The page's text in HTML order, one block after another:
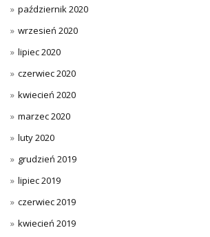
październik 2020
wrzesień 2020
lipiec 2020
czerwiec 2020
kwiecień 2020
marzec 2020
luty 2020
grudzień 2019
lipiec 2019
czerwiec 2019
kwiecień 2019